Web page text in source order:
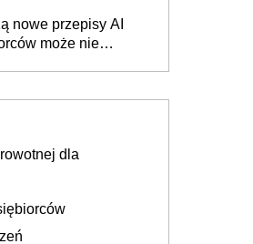
jednak nie będzie
nowe przepisy AI
może nie
dla